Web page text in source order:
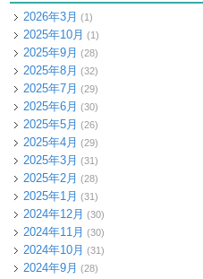
2026年3月 (1)
2025年10月 (1)
2025年9月 (28)
2025年8月 (32)
2025年7月 (29)
2025年6月 (30)
2025年5月 (26)
2025年4月 (29)
2025年3月 (31)
2025年2月 (28)
2025年1月 (31)
2024年12月 (30)
2024年11月 (30)
2024年10月 (31)
2024年9月 (28)